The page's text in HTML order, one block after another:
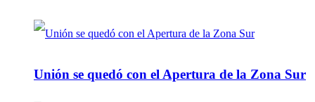
Unión se quedó con el Apertura de la Zona Sur